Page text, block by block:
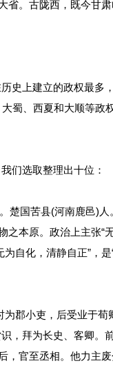
省。古陇西，既今甘
上建立的政权最多
蜀、西夏和大顺等政
们选取整理出十位：
国苦县(河南鹿邑)人
本原。政治上主张“
自化，清静自正”，
郡小吏，后受业于荀
，拜为长史、客卿。
，官至丞相。他力主